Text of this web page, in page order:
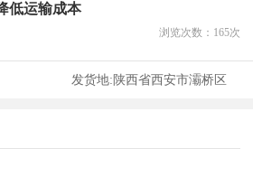
低运输成本
浏览次数： 165次
发货地:陕西省西安市灞桥区